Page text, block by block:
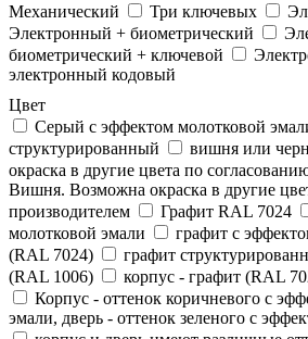
Механический
Три ключевых
Электронный + биометрический
биометрический + ключевой
электронный кодовый
Цвет
Cерый с эффектом молотковой
структурированный
вишня или
окраска в другие цвета по
Вишня. Возможна окраска в другие
производителем
Графит RAL 7024
молотковой эмали
графит с
(RAL 7024)
графит
(RAL 1006)
корпус - графит (RAL
Корпус - оттенок коричневого с
эмали, дверь - оттенок зеленого с